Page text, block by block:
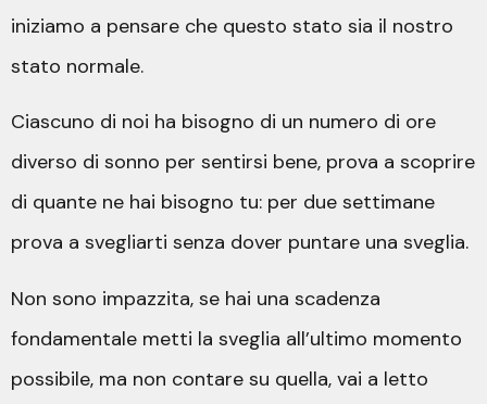
iniziamo a pensare che questo stato sia il nostro
stato normale.
Ciascuno di noi ha bisogno di un numero di ore
diverso di sonno per sentirsi bene, prova a scoprire
di quante ne hai bisogno tu: per due settimane
prova a svegliarti senza dover puntare una sveglia.
Non sono impazzita, se hai una scadenza
fondamentale metti la sveglia all’ultimo momento
possibile, ma non contare su quella, vai a letto